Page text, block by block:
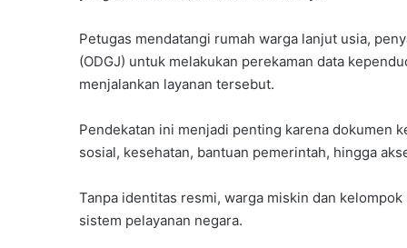
Petugas mendatangi rumah warga lanjut usia,
(ODGJ) untuk melakukan perekaman data
menjalankan layanan tersebut.
Pendekatan ini menjadi penting karena dokumen
sosial, kesehatan, bantuan pemerintah, hingga
Tanpa identitas resmi, warga miskin dan
sistem pelayanan negara.